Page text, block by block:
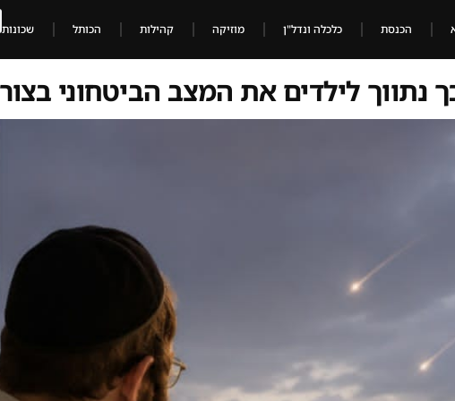
הכנסת כלכלה ונדל"ן מוזיקה קהילות הכותל שכונות
נתווך לילדים את המצב הביטחוני